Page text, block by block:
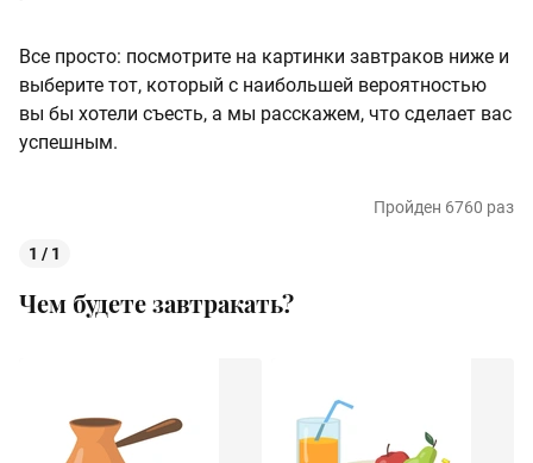
Все просто: посмотрите на картинки завтраков ниже и
выберите тот, который с наибольшей вероятностью
вы бы хотели съесть, а мы расскажем, что сделает вас
успешным.
Пройден 6760 раз
1 / 1
Чем будете завтракать?